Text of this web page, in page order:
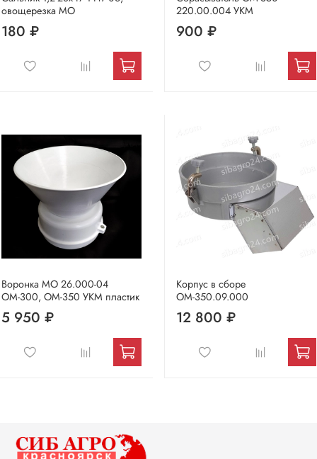
овощерезка МО
180 ₽
220.00.004 УКМ
900 ₽
Воронка МО 26.000-04
ОМ-300, ОМ-350 УКМ пластик
5 950 ₽
Корпус в сборе
ОМ-350.09.000
12 800 ₽